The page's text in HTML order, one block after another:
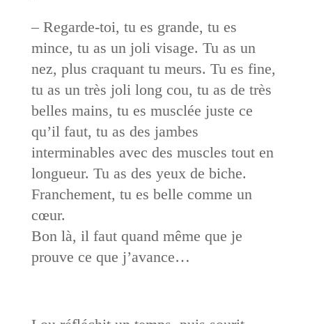
– Regarde-toi, tu es grande, tu es
mince, tu as un joli visage. Tu as un
nez, plus craquant tu meurs. Tu es fine,
tu as un très joli long cou, tu as de très
belles mains, tu es musclée juste ce
qu’il faut, tu as des jambes
interminables avec des muscles tout en
longueur. Tu as des yeux de biche.
Franchement, tu es belle comme un
cœur.
Bon là, il faut quand même que je
prouve ce que j’avance…